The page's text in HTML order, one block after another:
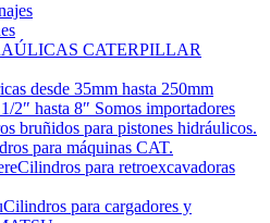
CATERPILLAR
desde 35mm hasta 250mm
2″ hasta 8″ Somos importadores
bruñidos para pistones hidráulicos.
para máquinas CAT.
Cilindros para retroexcavadoras
Cilindros para cargadores y